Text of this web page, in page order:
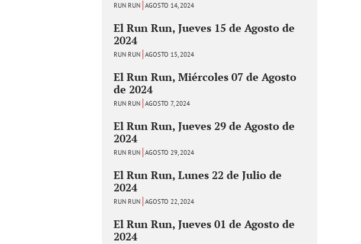
RUN RUN AGOSTO 14, 2024
El Run Run, Jueves 15 de Agosto de
2024
RUN RUN AGOSTO 15, 2024
El Run Run, Miércoles 07 de Agosto
de 2024
RUN RUN AGOSTO 7, 2024
El Run Run, Jueves 29 de Agosto de
2024
RUN RUN AGOSTO 29, 2024
El Run Run, Lunes 22 de Julio de
2024
RUN RUN AGOSTO 22, 2024
El Run Run, Jueves 01 de Agosto de
2024